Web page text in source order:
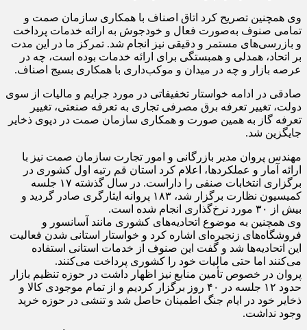
وی همچنین تصریح کرد اتاق اصناف با همکاری سازمان صمت و
تمامی صنوف به‌صورت فعال و خودجوش به ارائه خدمات پرداخت
و بازرسی‌های مستمر و دقیقی نیز انجام شد. تمرکز ما در این مدت
بر اتحاد، همدلی و همبستگی برای ارائه خدمات بوده است، چه در
عرصه بازار و چه در میدان و موکب‌داری با همکاری بسیج اصناف.
صادقی در ادامه خواستار تخفیفاتی در مورد جرایم و مالیات از سوی
دولت، تغییر تعرفه برق مصرفی تجاری به تعرفه صنعتی، تغییر
تعرفه گاز به همین صورت و همکاری سازمان صمت در دپوی ذخایر
جایگزین شد.
مهندس پروان مدیر بازرگانی و امور تجارت سازمان صمت نیز با
ارائه آمار و عملکردها، اعلام کرد استان قم رتبه اول کشوری در
برگزاری انتخابات صنفی را داراست. در سال گذشته ۱۷ جلسه
کمیسیون نظارت برگزار شد، ۱۸۳ پروانه ایثارگری صادر گردید و
بیش از ۳۰ مورد نرخ‌گذاری انجام شده است.
وی همچنین به موضوع اتحادیه‌های کشوری مانند آسانسور و
فروشگاه‌های زنجیره‌ای اشاره کرد و خواستار استانی شدن فعالیت
این اتحادیه‌ها شد و گفت این صنوف از خدمات استانی استفاده
می‌کنند اما حتی مالیات خود را کشوری پرداخت می‌کنند.
پروان در خصوص تأمین منابع نیز اظهار داشت در حوزه تنظیم بازار
حدود ۱۲ جلسه در ۴۰ روز برگزار کردیم و از تمام موجودی کالا و
ذخایر خود در ایام جنگ اطمینان حاصل شد و تنشی در حوزه خرید
وجود نداشت.